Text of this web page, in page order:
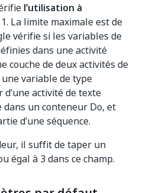
l’utilisation à
La limite maximale est de
vérifie si les variables de
dans une activité
couche de deux activités de
variable de type
activité de texte
un conteneur Do, et
d’une séquence.
il suffit de taper un
égal à 3 dans ce champ.